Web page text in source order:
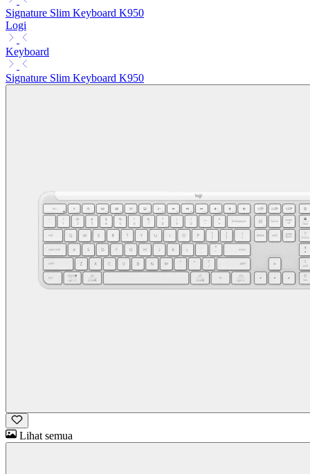
Signature Slim Keyboard K950
Logi
Keyboard
Signature Slim Keyboard K950
Lihat semua